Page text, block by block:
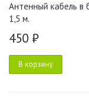
Антенный кабель в
1,5 м.
450 ₽
В корзину